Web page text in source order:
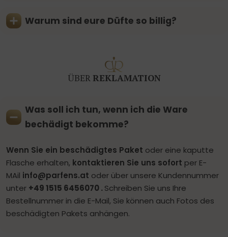
Warum sind eure Düfte so billig?
ÜBER REKLAMATION
Was soll ich tun, wenn ich die Ware
bechädigt bekomme?
Wenn Sie ein beschädigtes Paket oder eine kaputte
Flasche erhalten, kontaktieren Sie uns sofort per E-
MAil info@parfens.at oder über unsere Kundennummer
unter +49 1515 6456070 .Schreiben Sie uns Ihre
Bestellnummer in die E-Mail, Sie können auch Fotos des
beschädigten Pakets anhängen.